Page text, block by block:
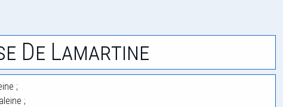
De Lamartine
;
;